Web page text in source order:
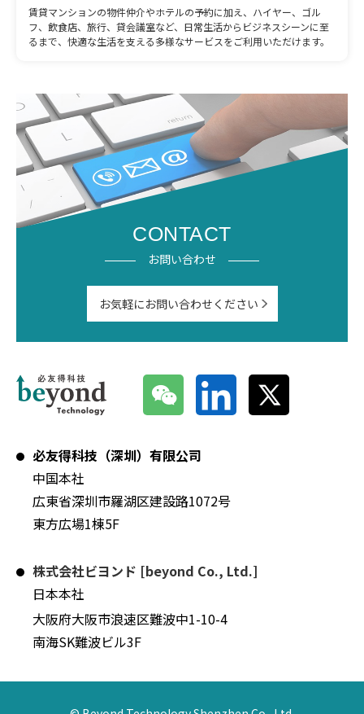
賃貸マンションの物件仲介やホテルの予約に加え、ハイヤー、ゴル
フ、飲食店、旅行、貸会議室など、日常生活からビジネスシーンに至
るまで、快適な生活を支える多様なサービスをご利用いただけます。
CONTACT
お問い合わせ
お気軽にお問い合わせください
必友得科技（深圳）有限公司
中国本社
広東省深圳市羅湖区建設路1072号
東方広場1棟5F
株式会社ビヨンド [beyond Co., Ltd.]
日本本社
大阪府大阪市浪速区難波中1-10-4
南海SK難波ビル3F